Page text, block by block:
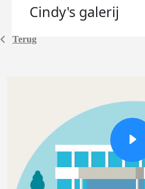
Terug
Cindy's galerij